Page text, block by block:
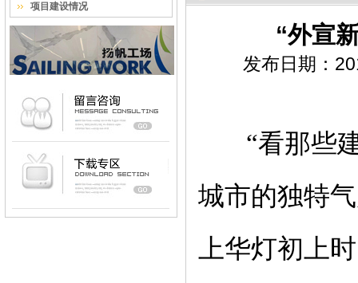
项目建设情况
“外宣
发布日期：
“看那些
城市的独特
上华灯初上